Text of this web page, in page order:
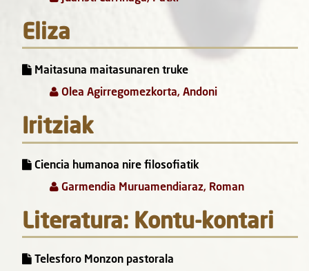
Eliza
Maitasuna maitasunaren truke
Olea Agirregomezkorta, Andoni
Iritziak
Ciencia humanoa nire filosofiatik
Garmendia Muruamendiaraz, Roman
Literatura: Kontu-kontari
Telesforo Monzon pastorala